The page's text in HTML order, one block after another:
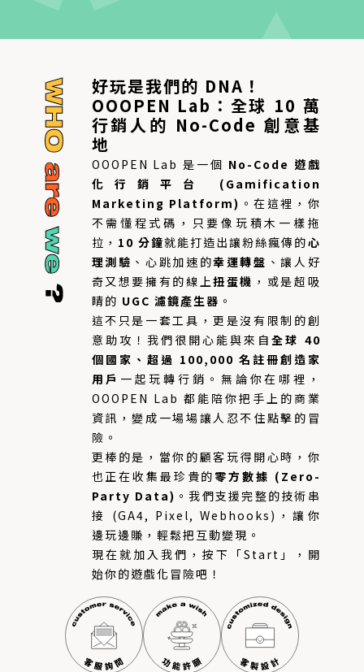
好玩是我們的 DNA！
OOOPEN Lab：全球 10 萬
行銷人的 No-Code 創意基
地
OOOPEN Lab 是一個 No-Code 遊戲
化行銷平台 (Gamification
Marketing Platform) 。在這裡，你
不需懂程式碼，只要像玩積木一樣拖
拉， 10 分鐘就能打造出讓粉絲瘋傳的心
理測驗 、心跳加速的幸運轉盤 、讓人好
奇又想要擁有的線上扭蛋機 ，或是超吸
睛的 UGC 濾鏡產生器 。
這不只是一套工具，更是沒有限制的創
意助攻！我們很開心能與來自全球 40
個國家、超過 100,000 名註冊創造家
用戶 一起玩轉行銷。無論你在哪裡，
OOOPEN Lab 都能陪你把手上的商業
資訊，變成一場場讓人忍不住點擊的冒
險。
更棒的是，當你的顧客玩得開心時，你
也正在收集最珍貴的零方數據 (Zero-
Party Data) 。我們支援完整的技術串
接 (GA4, Pixel, Webhooks)，讓你
邊玩邊賺，輕鬆把互動變現。
現在就加入我們，按下「Start」，開
始你的遊戲化冒險吧！